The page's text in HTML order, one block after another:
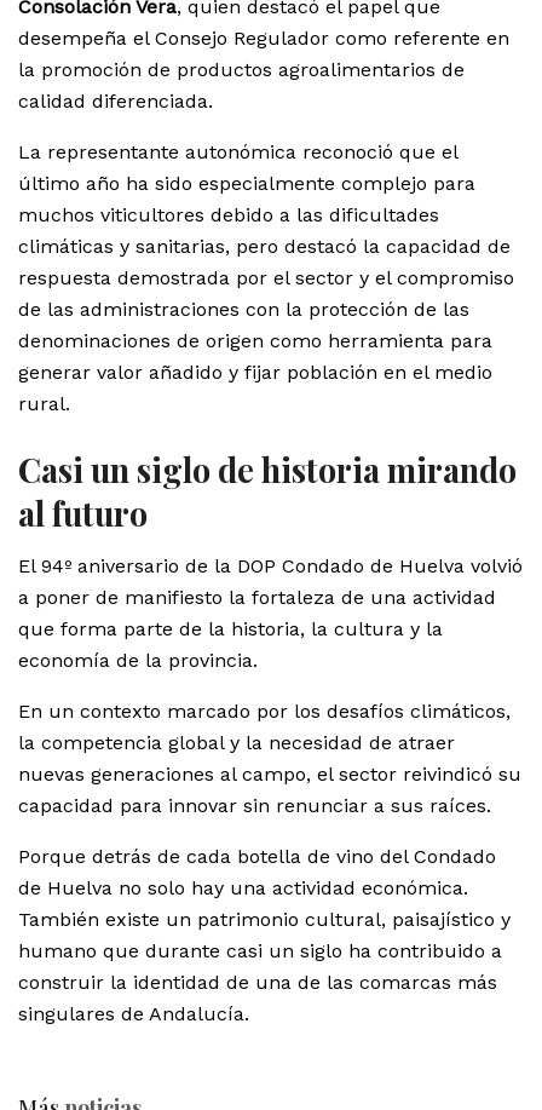
Consolación Vera, quien destacó el papel que
desempeña el Consejo Regulador como referente en
la promoción de productos agroalimentarios de
calidad diferenciada.
La representante autonómica reconoció que el
último año ha sido especialmente complejo para
muchos viticultores debido a las dificultades
climáticas y sanitarias, pero destacó la capacidad de
respuesta demostrada por el sector y el compromiso
de las administraciones con la protección de las
denominaciones de origen como herramienta para
generar valor añadido y fijar población en el medio
rural.
Casi un siglo de historia mirando
al futuro
El 94º aniversario de la DOP Condado de Huelva volvió
a poner de manifiesto la fortaleza de una actividad
que forma parte de la historia, la cultura y la
economía de la provincia.
En un contexto marcado por los desafíos climáticos,
la competencia global y la necesidad de atraer
nuevas generaciones al campo, el sector reivindicó su
capacidad para innovar sin renunciar a sus raíces.
Porque detrás de cada botella de vino del Condado
de Huelva no solo hay una actividad económica.
También existe un patrimonio cultural, paisajístico y
humano que durante casi un siglo ha contribuido a
construir la identidad de una de las comarcas más
singulares de Andalucía.